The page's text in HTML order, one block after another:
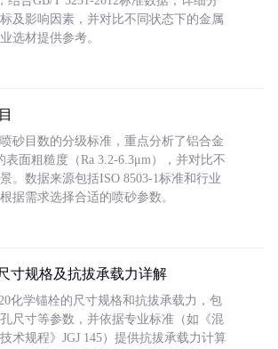
及影响因素，并对比不同状态下的金属
选材提供参考。
砂目数的分级标准，重点分析了铝合金
表面粗糙度（Ra 3.2-6.3μm），并对比不
。数据来源包括ISO 8503-1标准和行业
据需求选择合适的喷砂参数。
寸规格及抗拔承载力详解
化学锚栓的尺寸规格和抗拔承载力，包
尺寸等参数，并依据专业标准（如《混
术规程》JGJ 145）提供抗拔承载力计算